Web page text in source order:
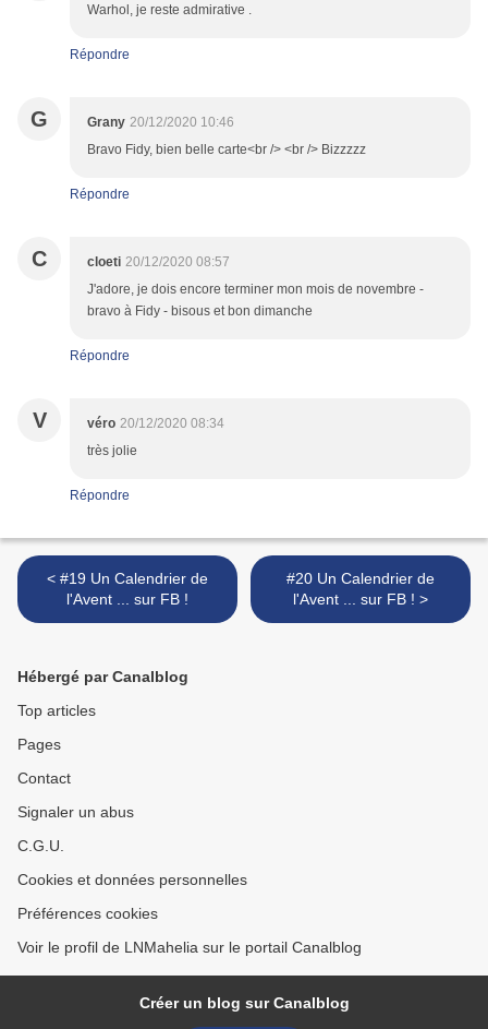
Warhol, je reste admirative .
Répondre
G Grany 20/12/2020 10:46
Bravo Fidy, bien belle carte<br /> <br /> Bizzzzz
Répondre
C cloeti 20/12/2020 08:57
J'adore, je dois encore terminer mon mois de novembre -
bravo à Fidy - bisous et bon dimanche
Répondre
V véro 20/12/2020 08:34
très jolie
Répondre
< #19 Un Calendrier de
l'Avent ... sur FB !
#20 Un Calendrier de
l'Avent ... sur FB ! >
Hébergé par Canalblog
Top articles
Pages
Contact
Signaler un abus
C.G.U.
Cookies et données personnelles
Préférences cookies
Voir le profil de LNMahelia sur le portail Canalblog
Créer un blog sur Canalblog